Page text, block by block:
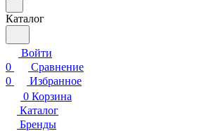
Каталог
Войти
0
Сравнение
0
Избранное
0 Корзина
Каталог
Бренды